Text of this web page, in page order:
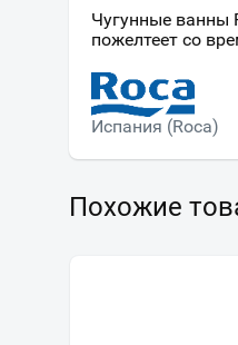
Чугунные ванны
пожелтеет со
Испания (Roca)
Похожие